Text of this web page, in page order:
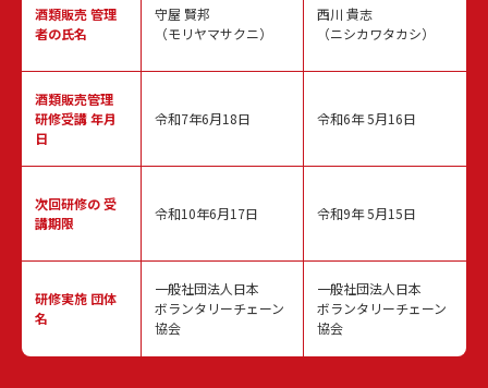
酒類販売管理
者の氏名
酒類販売管理
研修受講 年月
日
次回研修の受
講期限
研修実施 団体
名
守屋 賢邦
（モリヤマサクニ）
令和7年6月18日
令和10年6月17日
一般社団法人日本
ボランタリーチェーン
協会
西川 貴志
（ニシカワタカシ）
令和6年 5月16日
令和9年 5月15日
一般社団法人日本
ボランタリーチェーン
協会